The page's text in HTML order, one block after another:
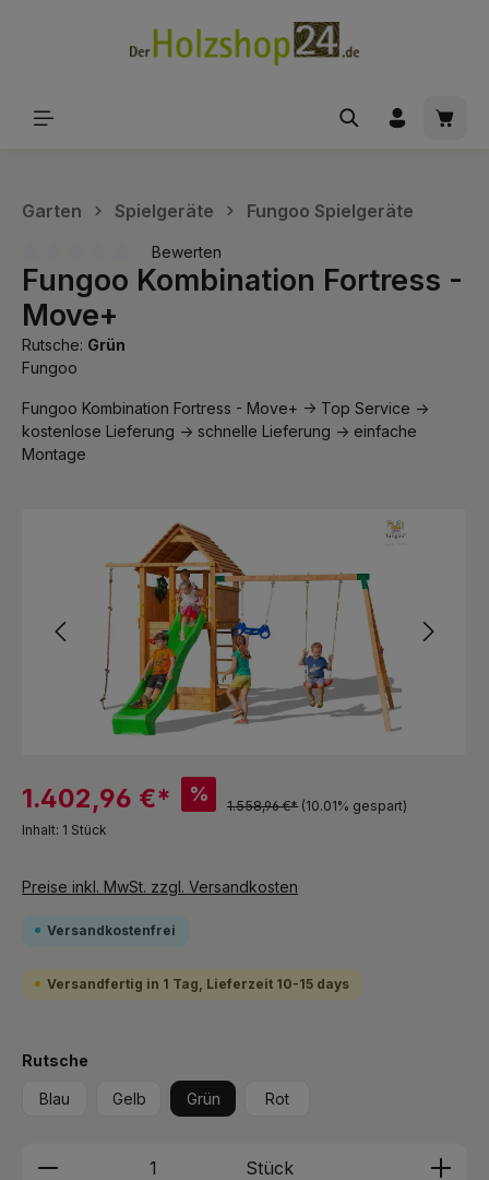
Garten Spielgeräte Fungoo Spielgeräte
Durchschnittliche Bewertung von 0 von 5 Sternen
Bewerten
Fungoo Kombination Fortress -
Move+
Rutsche: Grün
Fungoo
Fungoo Kombination Fortress - Move+ -> Top Service ->
kostenlose Lieferung -> schnelle Lieferung -> einfache
Montage
Bildergalerie überspringen
1.402,96 €* %
1.558,96 €* (10.01% gespart)
Inhalt: 1 Stück
Preise inkl. MwSt. zzgl. Versandkosten
Versandkostenfrei
Versandfertig in 1 Tag, Lieferzeit 10-15 days
Rutsche
Blau Gelb Grün Rot
Produkt Anzahl: Gib den
Stück